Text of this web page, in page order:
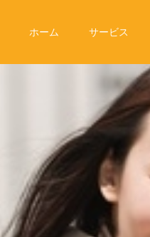
ホーム サービス